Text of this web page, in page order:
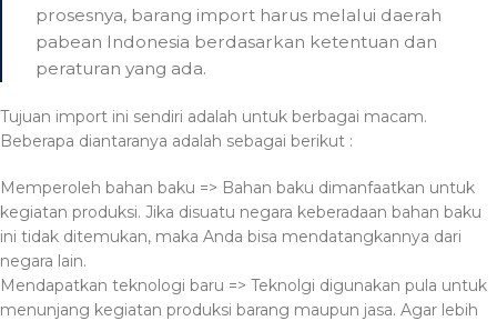
prosesnya, barang import harus melalui daerah
pabean Indonesia berdasarkan ketentuan dan
peraturan yang ada.
Tujuan import ini sendiri adalah untuk berbagai macam.
Beberapa diantaranya adalah sebagai berikut :
Memperoleh bahan baku => Bahan baku dimanfaatkan untuk
kegiatan produksi. Jika disuatu negara keberadaan bahan baku
ini tidak ditemukan, maka Anda bisa mendatangkannya dari
negara lain.
Mendapatkan teknologi baru => Teknolgi digunakan pula untuk
menunjang kegiatan produksi barang maupun jasa. Agar lebih